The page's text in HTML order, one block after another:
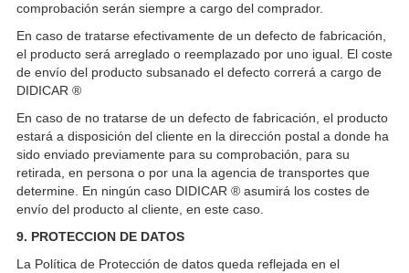
comprobación serán siempre a cargo del comprador.
En caso de tratarse efectivamente de un defecto de fabricación,
el producto será arreglado o reemplazado por uno igual. El coste
de envío del producto subsanado el defecto correrá a cargo de
DIDICAR ®
En caso de no tratarse de un defecto de fabricación, el producto
estará a disposición del cliente en la dirección postal a donde ha
sido enviado previamente para su comprobación, para su
retirada, en persona o por una la agencia de transportes que
determine. En ningún caso DIDICAR ® asumirá los costes de
envío del producto al cliente, en este caso.
9. PROTECCION DE DATOS
La Política de Protección de datos queda reflejada en el